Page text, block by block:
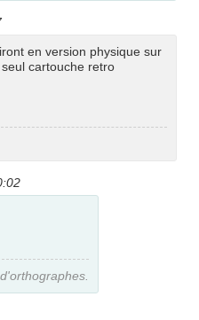
en version physique sur
cartouche retro